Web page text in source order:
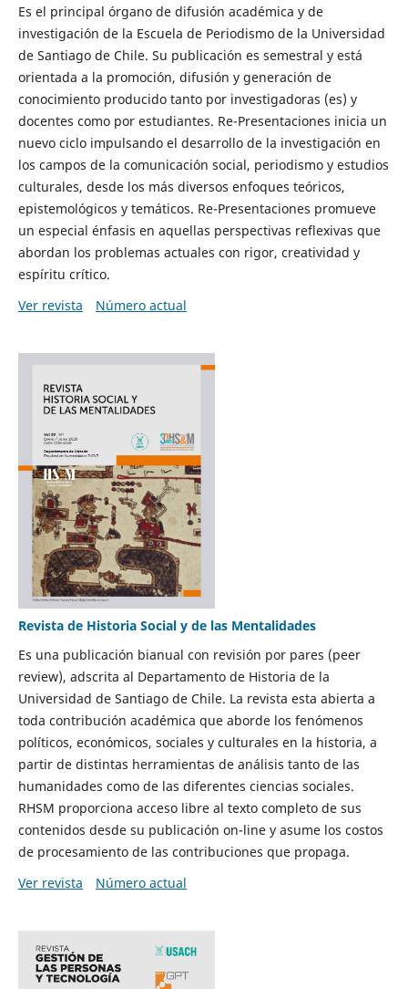
Es el principal órgano de difusión académica y de
investigación de la Escuela de Periodismo de la Universidad
de Santiago de Chile. Su publicación es semestral y está
orientada a la promoción, difusión y generación de
conocimiento producido tanto por investigadoras (es) y
docentes como por estudiantes. Re-Presentaciones inicia un
nuevo ciclo impulsando el desarrollo de la investigación en
los campos de la comunicación social, periodismo y estudios
culturales, desde los más diversos enfoques teóricos,
epistemológicos y temáticos. Re-Presentaciones promueve
un especial énfasis en aquellas perspectivas reflexivas que
abordan los problemas actuales con rigor, creatividad y
espíritu crítico.
Ver revista
Número actual
Revista de Historia Social y de las Mentalidades
Es una publicación bianual con revisión por pares (peer
review), adscrita al Departamento de Historia de la
Universidad de Santiago de Chile. La revista esta abierta a
toda contribución académica que aborde los fenómenos
políticos, económicos, sociales y culturales en la historia, a
partir de distintas herramientas de análisis tanto de las
humanidades como de las diferentes ciencias sociales.
RHSM proporciona acceso libre al texto completo de sus
contenidos desde su publicación on-line y asume los costos
de procesamiento de las contribuciones que propaga.
Ver revista
Número actual